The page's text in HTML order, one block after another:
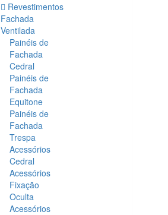
Revestimentos
Fachada
Ventilada
Painéis de
Fachada
Cedral
Painéis de
Fachada
Equitone
Painéis de
Fachada
Trespa
Acessórios
Cedral
Acessórios
Fixação
Oculta
Acessórios